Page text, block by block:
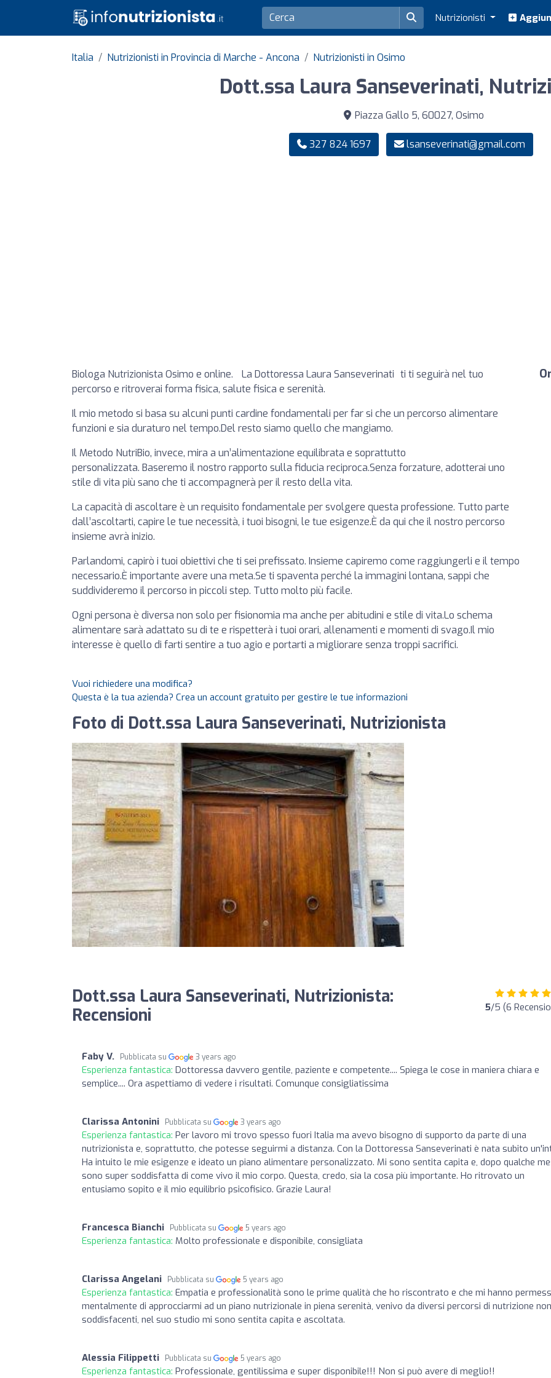
Nutrizionisti
Italia Nutrizionisti in Provincia di Marche - Ancona Nutrizionisti in Osimo
Dott.ssa Laura Sanseverinati,
Piazza Gallo 5, 60027, Osimo
327 824 1697 lsanseverinati@gmail.com
Biologa Nutrizionista Osimo e online. La Dottoressa Laura Sanseverinati ti ti seguirà nel tuo
percorso e ritroverai forma fisica, salute fisica e serenità.
Il mio metodo si basa su alcuni punti cardine fondamentali per far si che un percorso alimentare
funzioni e sia duraturo nel tempo.Del resto siamo quello che mangiamo.
Il Metodo NutriBio, invece, mira a un’alimentazione equilibrata e soprattutto
personalizzata. Baseremo il nostro rapporto sulla fiducia reciproca.Senza forzature, adotterai uno
stile di vita più sano che ti accompagnerà per il resto della vita.
La capacità di ascoltare è un requisito fondamentale per svolgere questa professione. Tutto parte
dall’ascoltarti, capire le tue necessità, i tuoi bisogni, le tue esigenze.È da qui che il nostro percorso
insieme avrà inizio.
Parlandomi, capirò i tuoi obiettivi che ti sei prefissato. Insieme capiremo come raggiungerli e il tempo
necessario.È importante avere una meta.Se ti spaventa perché la immagini lontana, sappi che
suddivideremo il percorso in piccoli step. Tutto molto più facile.
Ogni persona è diversa non solo per fisionomia ma anche per abitudini e stile di vita.Lo schema
alimentare sarà adattato su di te e rispetterà i tuoi orari, allenamenti e momenti di svago.Il mio
interesse è quello di farti sentire a tuo agio e portarti a migliorare senza troppi sacrifici.
Vuoi richiedere una modifica?
Questa è la tua azienda? Crea un account gratuito per gestire le tue informazioni
Foto di Dott.ssa Laura Sanseverinati, Nutrizionista
Dott.ssa Laura Sanseverinati, Nutrizionista:
Recensioni
5/5 (6
Faby V. Pubblicata su 3 years ago
Esperienza fantastica: Dottoressa davvero gentile, paziente e competente.... Spiega le cose in maniera chiara e
semplice.... Ora aspettiamo di vedere i risultati. Comunque consigliatissima
Clarissa Antonini Pubblicata su 3 years ago
Esperienza fantastica: Per lavoro mi trovo spesso fuori Italia ma avevo bisogno di supporto da parte di una
nutrizionista e, soprattutto, che potesse seguirmi a distanza. Con la Dottoressa Sanseverinati è nata subito
Ha intuito le mie esigenze e ideato un piano alimentare personalizzato. Mi sono sentita capita e, dopo qualche
sono super soddisfatta di come vivo il mio corpo. Questa, credo, sia la cosa più importante. Ho ritrovato un
entusiamo sopito e il mio equilibrio psicofisico. Grazie Laura!
Francesca Bianchi Pubblicata su 5 years ago
Esperienza fantastica: Molto professionale e disponibile, consigliata
Clarissa Angelani Pubblicata su 5 years ago
Esperienza fantastica: Empatia e professionalità sono le prime qualità che ho riscontrato e che mi hanno
mentalmente di approcciarmi ad un piano nutrizionale in piena serenità, venivo da diversi percorsi di nutrizione non
soddisfacenti, nel suo studio mi sono sentita capita e ascoltata.
Alessia Filippetti Pubblicata su 5 years ago
Esperienza fantastica: Professionale, gentilissima e super disponibile!!! Non si può avere di meglio!!